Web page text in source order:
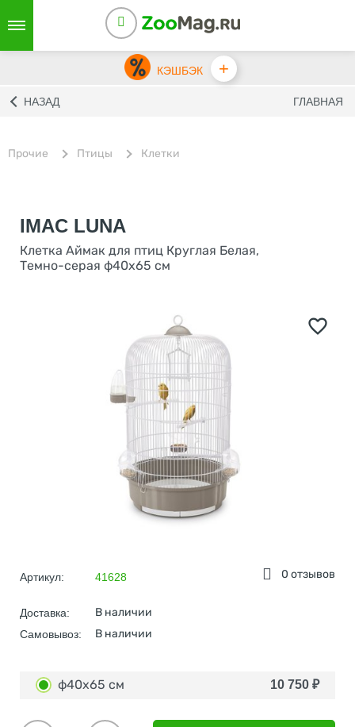
КЭШБЭК +
НАЗАД ГЛАВНАЯ
Прочие Птицы Клетки
IMAC LUNA
Клетка Аймак для птиц Круглая Белая,
Темно-серая ф40х65 см
0 отзывов
Артикул: 41628
Доставка: В наличии
Самовывоз: В наличии
ф40х65 см 10 750 ₽